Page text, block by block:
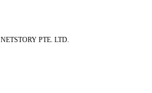
NETSTORY PTE. LTD.